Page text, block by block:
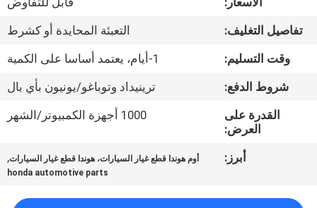
مراقبة
الجودة
اتصل
تفاصيل التغليف:
التعبئة المحايدة أو كشرط
وقت التسليم:
1-أيام، يعتمد أساسا على الكمية
شروط الدفع:
ترينيداد وتوباغو/يونيون بأي بال
القدرة على
العرض:
1000 أجهزة الكمبيوتر/الشهر
أبرز: أوم هوندا قطع غيار السيارات، هوندا قطع غيار السيارات,
honda automotive parts